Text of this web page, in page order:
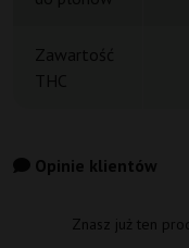
Zawartość
THC
Opinie klientów
Znasz już ten